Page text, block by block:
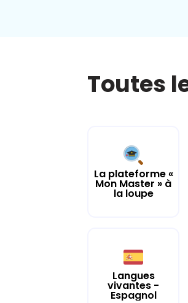
Toutes
La plateforme «
Mon Master » à
la loupe
Langues
vivantes -
Espagnol